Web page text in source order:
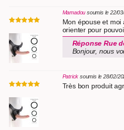
Mamadou soumis le 22/
Mon épouse et
orienter pour
Réponse Rue
Bonjour, nous
Patrick soumis le 28/02/
Très bon produit